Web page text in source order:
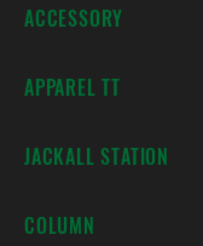
ACCESSORY
APPAREL TT
JACKALL STATION
COLUMN